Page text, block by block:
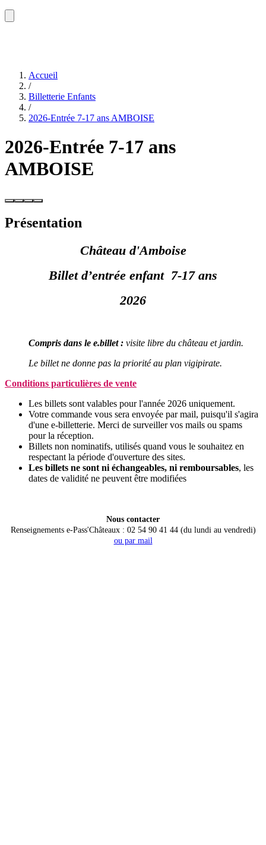
Accueil
/
Billetterie Enfants
/
2026-Entrée 7-17 ans AMBOISE
2026-Entrée 7-17 ans
AMBOISE
Présentation
Château d'Amboise
Billet d’entrée enfant 7-17 ans
2026
Compris dans le e.billet : visite libre du château et jardin.
Le billet ne donne pas la priorité au plan vigipirate.
Conditions particulières de vente
Les billets sont valables pour l'année 2026 uniquement.
Votre commande vous sera envoyée par mail, puisqu'il s'agira
d'une e-billetterie. Merci de surveiller vos mails ou spams
pour la réception.
Billets non nominatifs, utilisés quand vous le souhaitez en
respectant la période d'ouverture des sites.
Les billets ne sont ni échangeables, ni remboursables, les
dates de validité ne peuvent être modifiées
Nous contacter
Renseignements e-Pass'Châteaux : 02 54 90 41 44 (du lundi au vendredi)
ou par mail